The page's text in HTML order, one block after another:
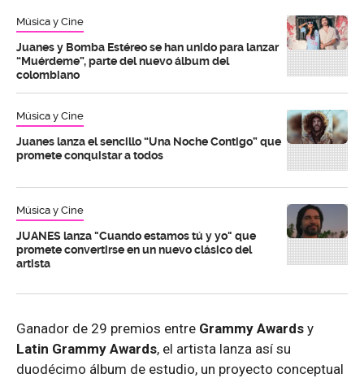
Música y Cine
Juanes y Bomba Estéreo se han unido para lanzar
“Muérdeme”, parte del nuevo álbum del
colombiano
Música y Cine
Juanes lanza el sencillo “Una Noche Contigo” que
promete conquistar a todos
Música y Cine
JUANES lanza "Cuando estamos tú y yo" que
promete convertirse en un nuevo clásico del
artista
Ganador de 29 premios entre Grammy Awards y
Latin Grammy Awards, el artista lanza así su
duodécimo álbum de estudio, un proyecto conceptual